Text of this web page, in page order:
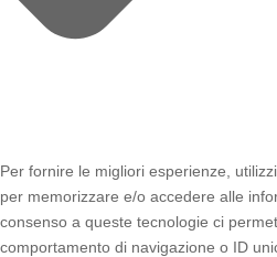
Per fornire le migliori esperienze,
per memorizzare e/o accedere alle
consenso a queste tecnologie ci
comportamento di navigazione o ID